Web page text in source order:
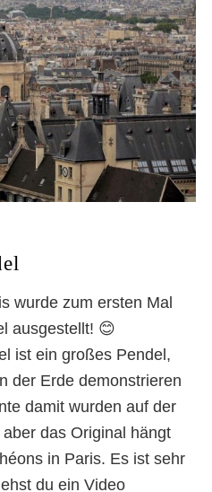
wurde zum ersten Mal
ausgestellt! 😊
ist ein großes Pendel,
der Erde demonstrieren
damit wurden auf der
das Original hängt
in Paris. Es ist sehr
du ein Video